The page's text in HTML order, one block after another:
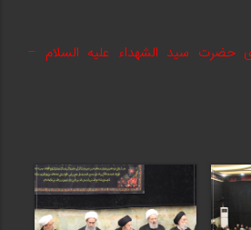
حضرت سید الشهداء علیه السلام –